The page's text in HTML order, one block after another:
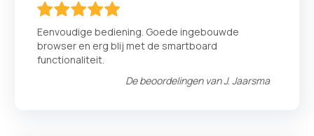
Eenvoudige bediening. Goede ingebouwde
browser en erg blij met de smartboard
functionaliteit.
De beoordelingen vanJ. Jaarsma